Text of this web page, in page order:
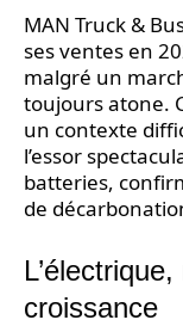
MAN Truck &
ses ventes en
malgré un
toujours atone.
un contexte
l’essor
batteries,
de
croissance